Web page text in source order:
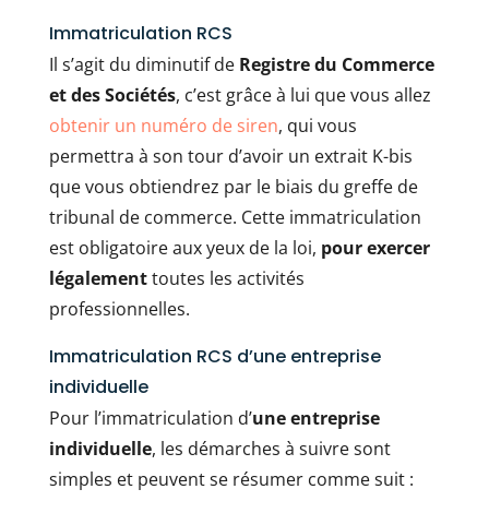
Immatriculation RCS
Il s’agit du diminutif de Registre du Commerce
et des Sociétés, c’est grâce à lui que vous allez
obtenir un numéro de siren, qui vous
permettra à son tour d’avoir un extrait K-bis
que vous obtiendrez par le biais du greffe de
tribunal de commerce. Cette immatriculation
est obligatoire aux yeux de la loi, pour exercer
légalementtoutes les activités
professionnelles.
Immatriculation RCS d’une entreprise
individuelle
Pour l’immatriculation d’une entreprise
individuelle, les démarches à suivre sont
simples et peuvent se résumer comme suit :